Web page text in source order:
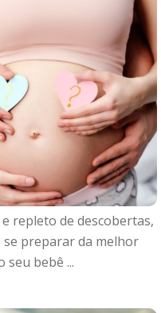
repleto de descobertas,
se preparar da melhor
seu bebê ...